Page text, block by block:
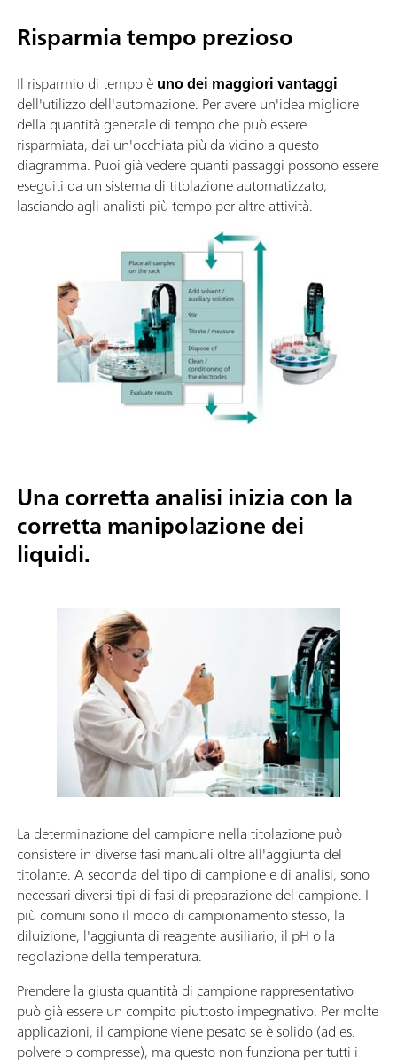
Risparmia tempo prezioso
Il risparmio di tempo èuno dei maggiori vantaggi
dell'utilizzo dell'automazione. Per avere un'idea migliore
della quantità generale di tempo che può essere
risparmiata, dai un'occhiata più da vicino a questo
diagramma. Puoi già vedere quanti passaggi possono essere
eseguiti da un sistema di titolazione automatizzato,
lasciando agli analisti più tempo per altre attività.
Una corretta analisi inizia con la
corretta manipolazione dei
liquidi.
La determinazione del campione nella titolazione può
consistere in diverse fasi manuali oltre all'aggiunta del
titolante. A seconda del tipo di campione e di analisi, sono
necessari diversi tipi di fasi di preparazione del campione. I
più comuni sono il modo di campionamento stesso, la
diluizione, l'aggiunta di reagente ausiliario, il pH o la
regolazione della temperatura.
Prendere la giusta quantità di campione rappresentativo
può già essere un compito piuttosto impegnativo. Per molte
applicazioni, il campione viene pesato se è solido (ad es.
polvere o compresse), ma questo non funziona per tutti i